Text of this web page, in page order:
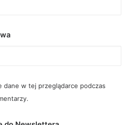
dane w tej przeglądarce podczas